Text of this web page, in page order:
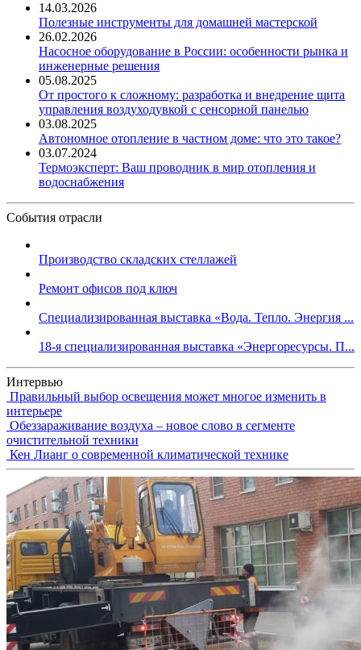
14.03.2026
Полезные инструменты для домашней мастерской
26.02.2026
Насосное оборудование в России: особенности рынка и
инженерные решения
05.08.2025
От простого к сложному: разработка и внедрение щита
управления воздуходувкой с сенсорной панелью
03.08.2025
Автономное отопление в частном доме: что это такое?
03.07.2024
Термоэксперт: Ваш проводник в мир отопления и
водоснабжения
События отрасли
Производство складских стеллажей
Ремонт офисов под ключ
Специализированная выставка «Вода. Тепло. Энергия ...
18-я специализированная выставка «Энергоресурсы. П...
Интервью
Правильный выбор освещения может многое изменить в
интерьере
Обеззараживание воздуха – новое слово в сегменте
очистительной техники
Кен Лианг о современной климатической технике